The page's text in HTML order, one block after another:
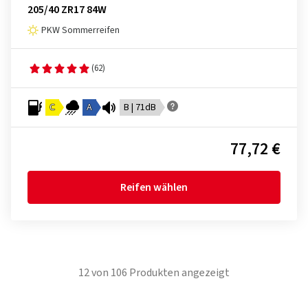
205/40 ZR17 84W
PKW Sommerreifen
(62)
C A B | 71dB
77,72 €
Reifen wählen
12von 106 Produkten angezeigt